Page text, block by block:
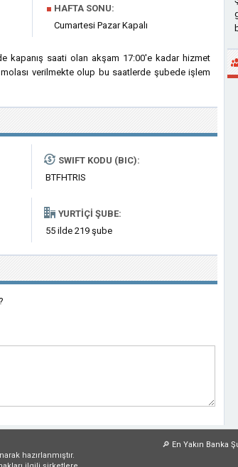
■ HAFTA SONU:
Cumartesi Pazar Kapalı
kapanış saati olan akşam 17:00'e kadar hizmet
verilmekte olup bu saatlerde şubede işlem
SWIFT KODU (BIC):
BTFHTRIS
YURTIÇI ŞUBE:
55 ilde 219 şube
🔎 En Yakın Banka
hazırlanmıştır.